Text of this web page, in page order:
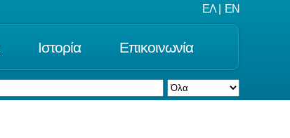
ΕΛ EN
Ιστορία Επικοινωνία